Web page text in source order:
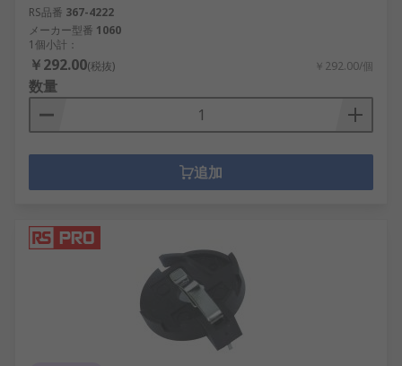
RS品番 367-4222
メーカー型番 1060
1個小計：
￥292.00(税抜) ￥292.00/個
数量
追加